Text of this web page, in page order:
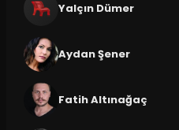
Yalçın Dümer
Aydan Şener
Fatih Altınağaç